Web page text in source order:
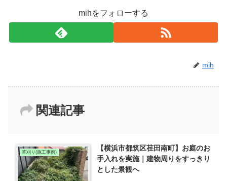
mihをフォローする
mih
関連記事
草刈り(施工事例)
【横浜市都筑区荏田南町】お庭のお
手入れを実施｜建物周りをすっきり
とした景観へ